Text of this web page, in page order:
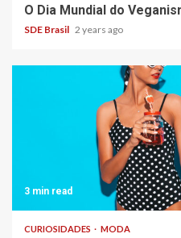
O Dia Mundial do
SDE Brasil 2 years ago
3 min read
CURIOSIDADES MODA